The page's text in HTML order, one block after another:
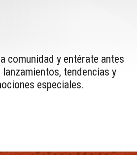
comunidad y entérate antes
lanzamientos, tendencias y
especiales.